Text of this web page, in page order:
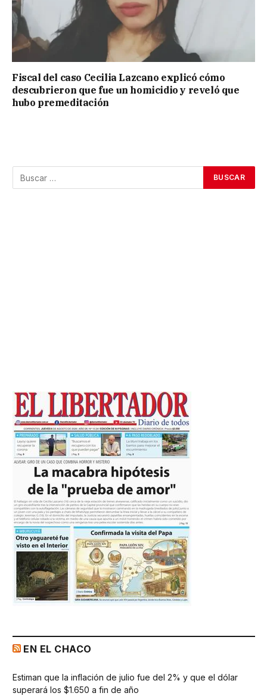
Fiscal del caso Cecilia Lazcano explicó cómo
descubrieron que fue un homicidio y reveló que
hubo premeditación
EN EL CHACO
Estiman que la inflación de julio fue del 2% y que el dólar
superará los $1.650 a fin de año